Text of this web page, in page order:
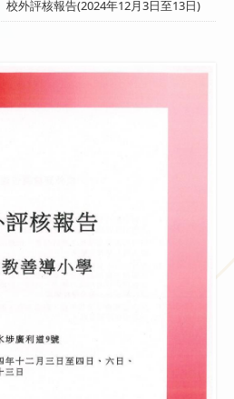
校外評核報告(2024年12月3日至13日)